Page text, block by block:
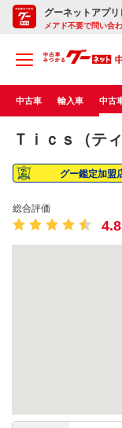
グーネットアプリ
メアド不要で問い合
中古車 輸入車 中古
Ｔｉｃｓ（テ
グー鑑定加盟
総合評価
4.8